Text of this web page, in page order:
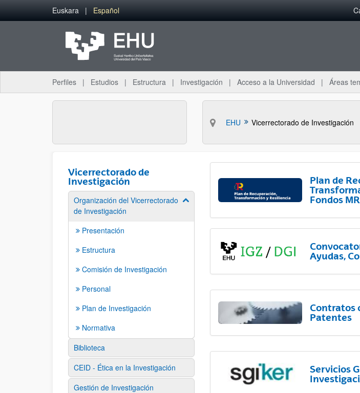
Saltar al contenido principal
Euskara Español
Perfiles Estudios Estructura Investigación Acceso a la Universidad Áreas
EHU Vicerrectorado de Investigación
Vicerrectorado de
Investigación
Organización del Vicerrectorado
de Investigación
Mostrar/ocultar subpáginas
Presentación
Estructura
Comisión de Investigación
Personal
Plan de Investigación
Normativa
Biblioteca
CEID - Ética en la Investigación
Gestión de Investigación
Plan de
Fondos
Ayudas,
Contratos
Patentes
Servicios